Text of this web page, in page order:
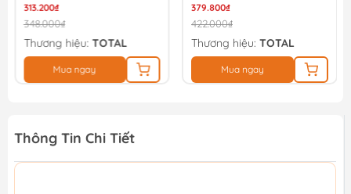
313.200₫
348.000₫
Thương hiệu: TOTAL
Mua ngay
379.800₫
422.000₫
Thương hiệu: TOTAL
Mua ngay
Thông Tin Chi Tiết